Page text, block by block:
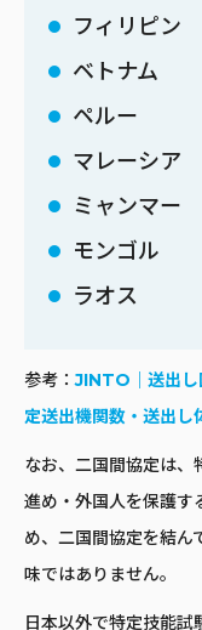
フィリピン
ベトナム
ペルー
マレーシア
ミャンマー
モンゴル
ラオス
参考：JINTO｜送出し
定送出機関数・送出し
なお、二国間協定は、
進め・外国人を保護す
め、二国間協定を結ん
味ではありません。
日本以外で特定技能